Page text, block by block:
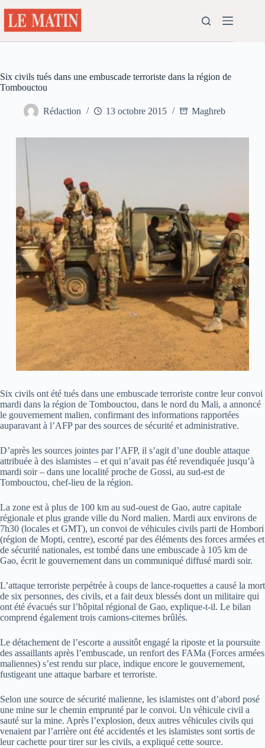
au
contenu
Six civils tués dans une embuscade terroriste dans la région de
Tombouctou
Rédaction 13 octobre 2015 Maghreb
Six civils ont été tués dans une embuscade terroriste contre leur convoi
mardi dans la région de Tombouctou, dans le nord du Mali, a annoncé
le gouvernement malien, confirmant des informations rapportées
auparavant à l’AFP par des sources de sécurité et administrative.
D’après les sources jointes par l’AFP, il s’agit d’une double attaque
attribuée à des islamistes – et qui n’avait pas été revendiquée jusqu’à
mardi soir – dans une localité proche de Gossi, au sud-est de
Tombouctou, chef-lieu de la région.
La zone est à plus de 100 km au sud-ouest de Gao, autre capitale
régionale et plus grande ville du Nord malien. Mardi aux environs de
7h30 (locales et GMT), un convoi de véhicules civils parti de Hombori
(région de Mopti, centre), escorté par des éléments des forces armées et
de sécurité nationales, est tombé dans une embuscade à 105 km de
Gao, écrit le gouvernement dans un communiqué diffusé mardi soir.
L’attaque terroriste perpétrée à coups de lance-roquettes a causé la mort
de six personnes, des civils, et a fait deux blessés dont un militaire qui
ont été évacués sur l’hôpital régional de Gao, explique-t-il. Le bilan
comprend également trois camions-citernes brûlés.
Le détachement de l’escorte a aussitôt engagé la riposte et la poursuite
des assaillants après l’embuscade, un renfort des FAMa (Forces armées
maliennes) s’est rendu sur place, indique encore le gouvernement,
fustigeant une attaque barbare et terroriste.
Selon une source de sécurité malienne, les islamistes ont d’abord posé
une mine sur le chemin emprunté par le convoi. Un véhicule civil a
sauté sur la mine. Après l’explosion, deux autres véhicules civils qui
venaient par l’arrière ont été accidentés et les islamistes sont sortis de
leur cachette pour tirer sur les civils, a expliqué cette source.